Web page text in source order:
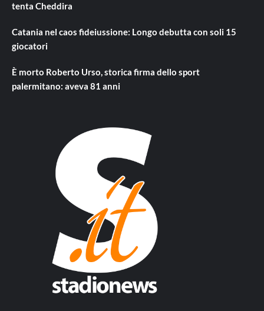
tenta Cheddira
Catania nel caos fideiussione: Longo debutta con soli 15
giocatori
È morto Roberto Urso, storica firma dello sport
palermitano: aveva 81 anni